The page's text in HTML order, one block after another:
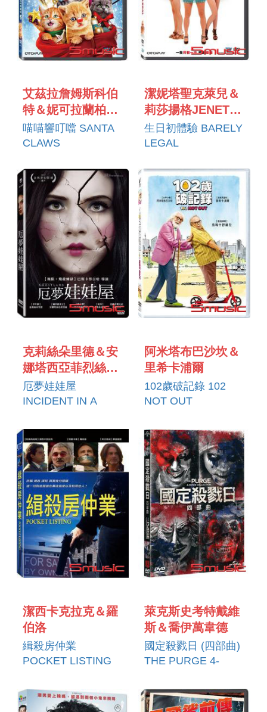
艾茲拉詹姆斯科伯
特＆妮可拉蘭柏
EZRA JAMES
COLBERT＆
喵喵響叮噹 SANTA
CLAWS
潔妮塔聖克萊兒＆
莉莎揚格JENETA
ST. CLAIR＆LISA
YOUNGER
生日初體驗 BARELY
LEGAL
克莉絲朵里德＆安
娜塔西亞菲烈絲
CRYSTAL REED
＆ANASTASIA
厄夢娃娃屋
INCIDENT IN A
阿米塔布巴沙坎＆
里希卡浦爾
102歲破記錄 102
NOT OUT
潔西卡克拉克＆羅
伯洛
緝殺房仲業
POCKET LISTING
萊克斯史考特戴維
斯＆喬伊萬韋德
國定殺戮日 (四部曲)
THE PURGE 4-
COLLECTION